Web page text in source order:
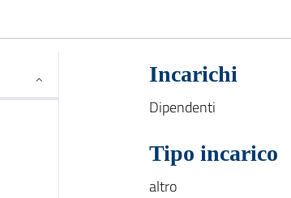
Incarichi
Dipendenti
Tipo incarico
altro